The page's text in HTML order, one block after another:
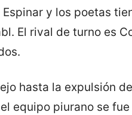
y los poetas
El rival de turno es
hasta la expulsión
equipo piurano se